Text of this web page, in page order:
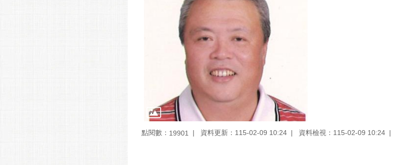
點閱數： 19901 資料更新：115-02-09 10:24 資料檢視：115-02-09 10:24